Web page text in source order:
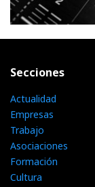
Secciones
Actualidad
Empresas
Trabajo
Asociaciones
Formación
Cultura